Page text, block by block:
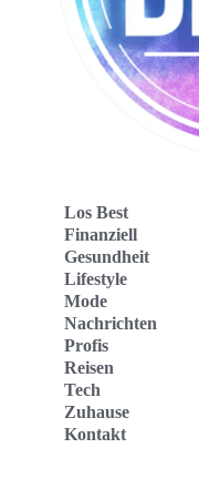
Los Best
Finanziell
Gesundheit
Lifestyle
Mode
Nachrichten
Profis
Reisen
Tech
Zuhause
Kontakt